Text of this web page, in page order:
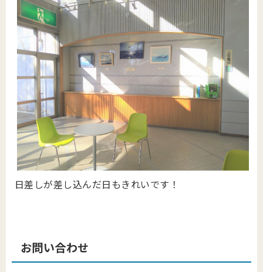
日差しが差し込んだ日もきれいです！
お問い合わせ